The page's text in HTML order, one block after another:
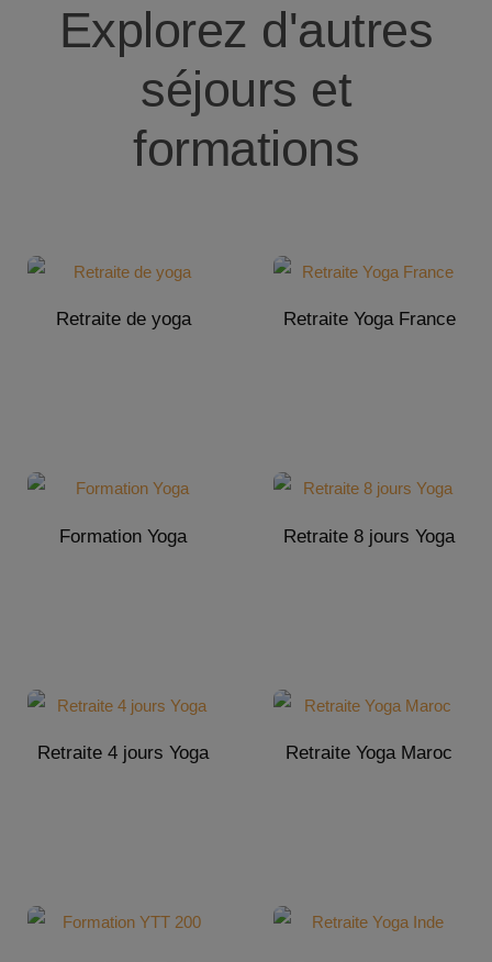
Explorez d'autres
séjours et
formations
Retraite de yoga Retraite Yoga France
Formation Yoga Retraite 8 jours Yoga
Retraite 4 jours Yoga Retraite Yoga Maroc